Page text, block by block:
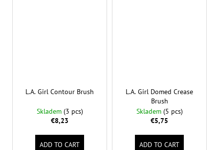
L.A. Girl Contour Brush
Skladem (3 pcs)
€8,23
ADD TO CART
L.A. Girl Domed Crease
Brush
Skladem (5 pcs)
€5,75
ADD TO CART